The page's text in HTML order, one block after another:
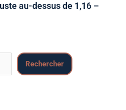
au-dessus de 1,16 –
Rechercher